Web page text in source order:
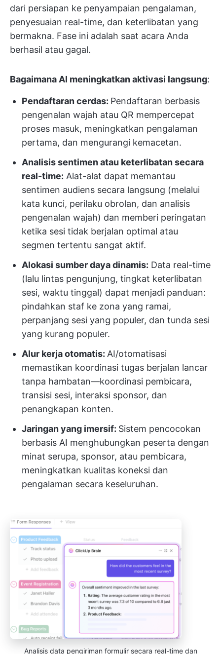
dari persiapan ke penyampaian pengalaman,
penyesuaian real-time, dan keterlibatan yang
bermakna. Fase ini adalah saat acara Anda
berhasil atau gagal.
Bagaimana AI meningkatkan aktivasi langsung:
Pendaftaran cerdas: Pendaftaran berbasis
pengenalan wajah atau QR mempercepat
proses masuk, meningkatkan pengalaman
pertama, dan mengurangi kemacetan.
Analisis sentimen atau keterlibatan secara
real-time: Alat-alat dapat memantau
sentimen audiens secara langsung (melalui
kata kunci, perilaku obrolan, dan analisis
pengenalan wajah) dan memberi peringatan
ketika sesi tidak berjalan optimal atau
segmen tertentu sangat aktif.
Alokasi sumber daya dinamis: Data real-time
(lalu lintas pengunjung, tingkat keterlibatan
sesi, waktu tinggal) dapat menjadi panduan:
pindahkan staf ke zona yang ramai,
perpanjang sesi yang populer, dan tunda sesi
yang kurang populer.
Alur kerja otomatis: AI/otomatisasi
memastikan koordinasi tugas berjalan lancar
tanpa hambatan—koordinasi pembicara,
transisi sesi, interaksi sponsor, dan
penangkapan konten.
Jaringan yang imersif: Sistem pencocokan
berbasis AI menghubungkan peserta dengan
minat serupa, sponsor, atau pembicara,
meningkatkan kualitas koneksi dan
pengalaman secara keseluruhan.
Analisis data pengiriman formulir secara real-time dan